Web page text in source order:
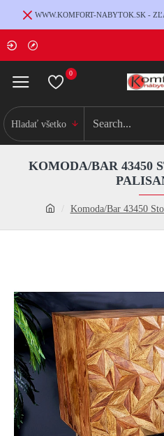
WWW.KOMFORT-NABYTOK.SK -
0
Hladať všetko
Komoda/Bar 43450
KOMODA/BAR 43450